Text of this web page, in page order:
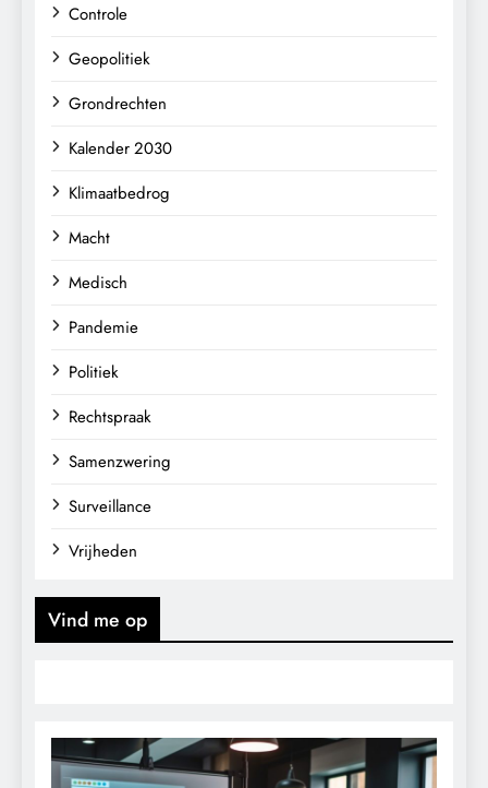
Controle
Geopolitiek
Grondrechten
Kalender 2030
Klimaatbedrog
Macht
Medisch
Pandemie
Politiek
Rechtspraak
Samenzwering
Surveillance
Vrijheden
Vind me op